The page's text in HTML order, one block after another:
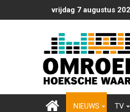
naar
vrijdag 7 augustus
NIEUWS TV